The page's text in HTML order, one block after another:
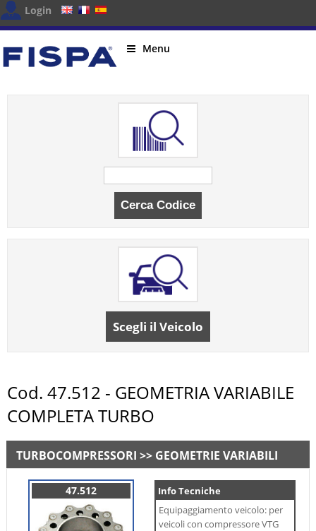
Login
Menu
Scegli il Veicolo
Cod. 47.512 - GEOMETRIA VARIABILE
COMPLETA TURBO
TURBOCOMPRESSORI >> GEOMETRIE VARIABILI
47.512
Info Tecniche
Equipaggiamento veicolo: per
veicoli con compressore VTG